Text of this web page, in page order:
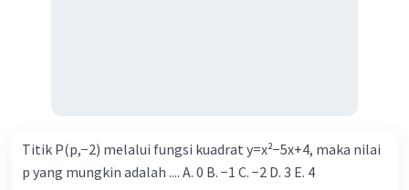
Titik P(p,−2) melalui fungsi kuadrat y=x²−5x+4, maka nilai
p yang mungkin adalah .... A. 0 B. −1 C. −2 D. 3 E. 4